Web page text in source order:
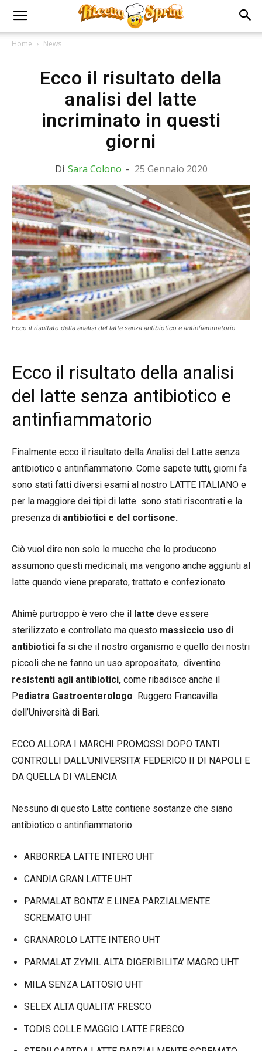
Home News
Ecco il risultato della
analisi del latte
incriminato in questi
giorni
Di Sara Colono - 25 Gennaio 2020
Ecco il risultato della analisi del latte senza antibiotico e antinfiammatorio
Ecco il risultato della analisi
del latte senza antibiotico e
antinfiammatorio
Finalmente ecco il risultato della Analisi del Latte senza
antibiotico e antinfiammatorio. Come sapete tutti, giorni fa
sono stati fatti diversi esami al nostro LATTE ITALIANO e
per la maggiore dei tipi di latte sono stati riscontrati e la
presenza di antibiotici e del cortisone.
Ciò vuol dire non solo le mucche che lo producono
assumono questi medicinali, ma vengono anche aggiunti al
latte quando viene preparato, trattato e confezionato.
Ahimè purtroppo è vero che il latte deve essere
sterilizzato e controllato ma questo massiccio uso di
antibiotici fa si che il nostro organismo e quello dei nostri
piccoli che ne fanno un uso spropositato, diventino
resistenti agli antibiotici, come ribadisce anche il
Pediatra Gastroenterologo Ruggero Francavilla
dell’Università di Bari.
ECCO ALLORA I MARCHI PROMOSSI DOPO TANTI
CONTROLLI DALL’UNIVERSITA’ FEDERICO II DI NAPOLI E
DA QUELLA DI VALENCIA
Nessuno di questo Latte contiene sostanze che siano
antibiotico o antinfiammatorio:
ARBORREA LATTE INTERO UHT
CANDIA GRAN LATTE UHT
PARMALAT BONTA’ E LINEA PARZIALMENTE
SCREMATO UHT
GRANAROLO LATTE INTERO UHT
PARMALAT ZYMIL ALTA DIGERIBILITA’ MAGRO UHT
MILA SENZA LATTOSIO UHT
SELEX ALTA QUALITA’ FRESCO
TODIS COLLE MAGGIO LATTE FRESCO